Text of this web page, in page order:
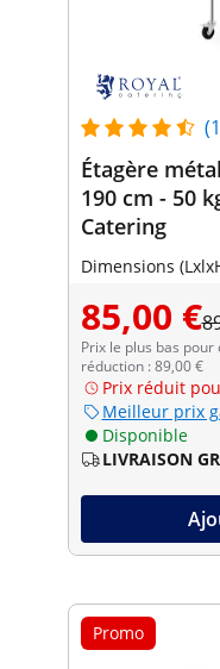
Étagère
190 cm - 50
Catering
Dimensions
85,00 €
Prix le plus bas
réduction : 89,00 €
Prix réduit
Meilleur prix
Disponible
LIVRAISON
Promo